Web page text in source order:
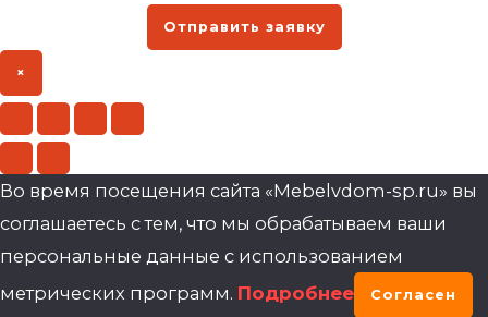
Отправить заявку
×
Во время посещения сайта «Mebelvdom-sp.ru» вы
соглашаетесь с тем, что мы обрабатываем ваши
персональные данные с использованием
метрических программ. Подробнее Согласен